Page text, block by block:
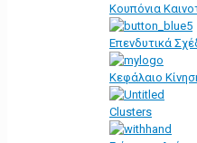
Κουπόνια
Επενδυτικά
Κεφάλαιο
Clusters